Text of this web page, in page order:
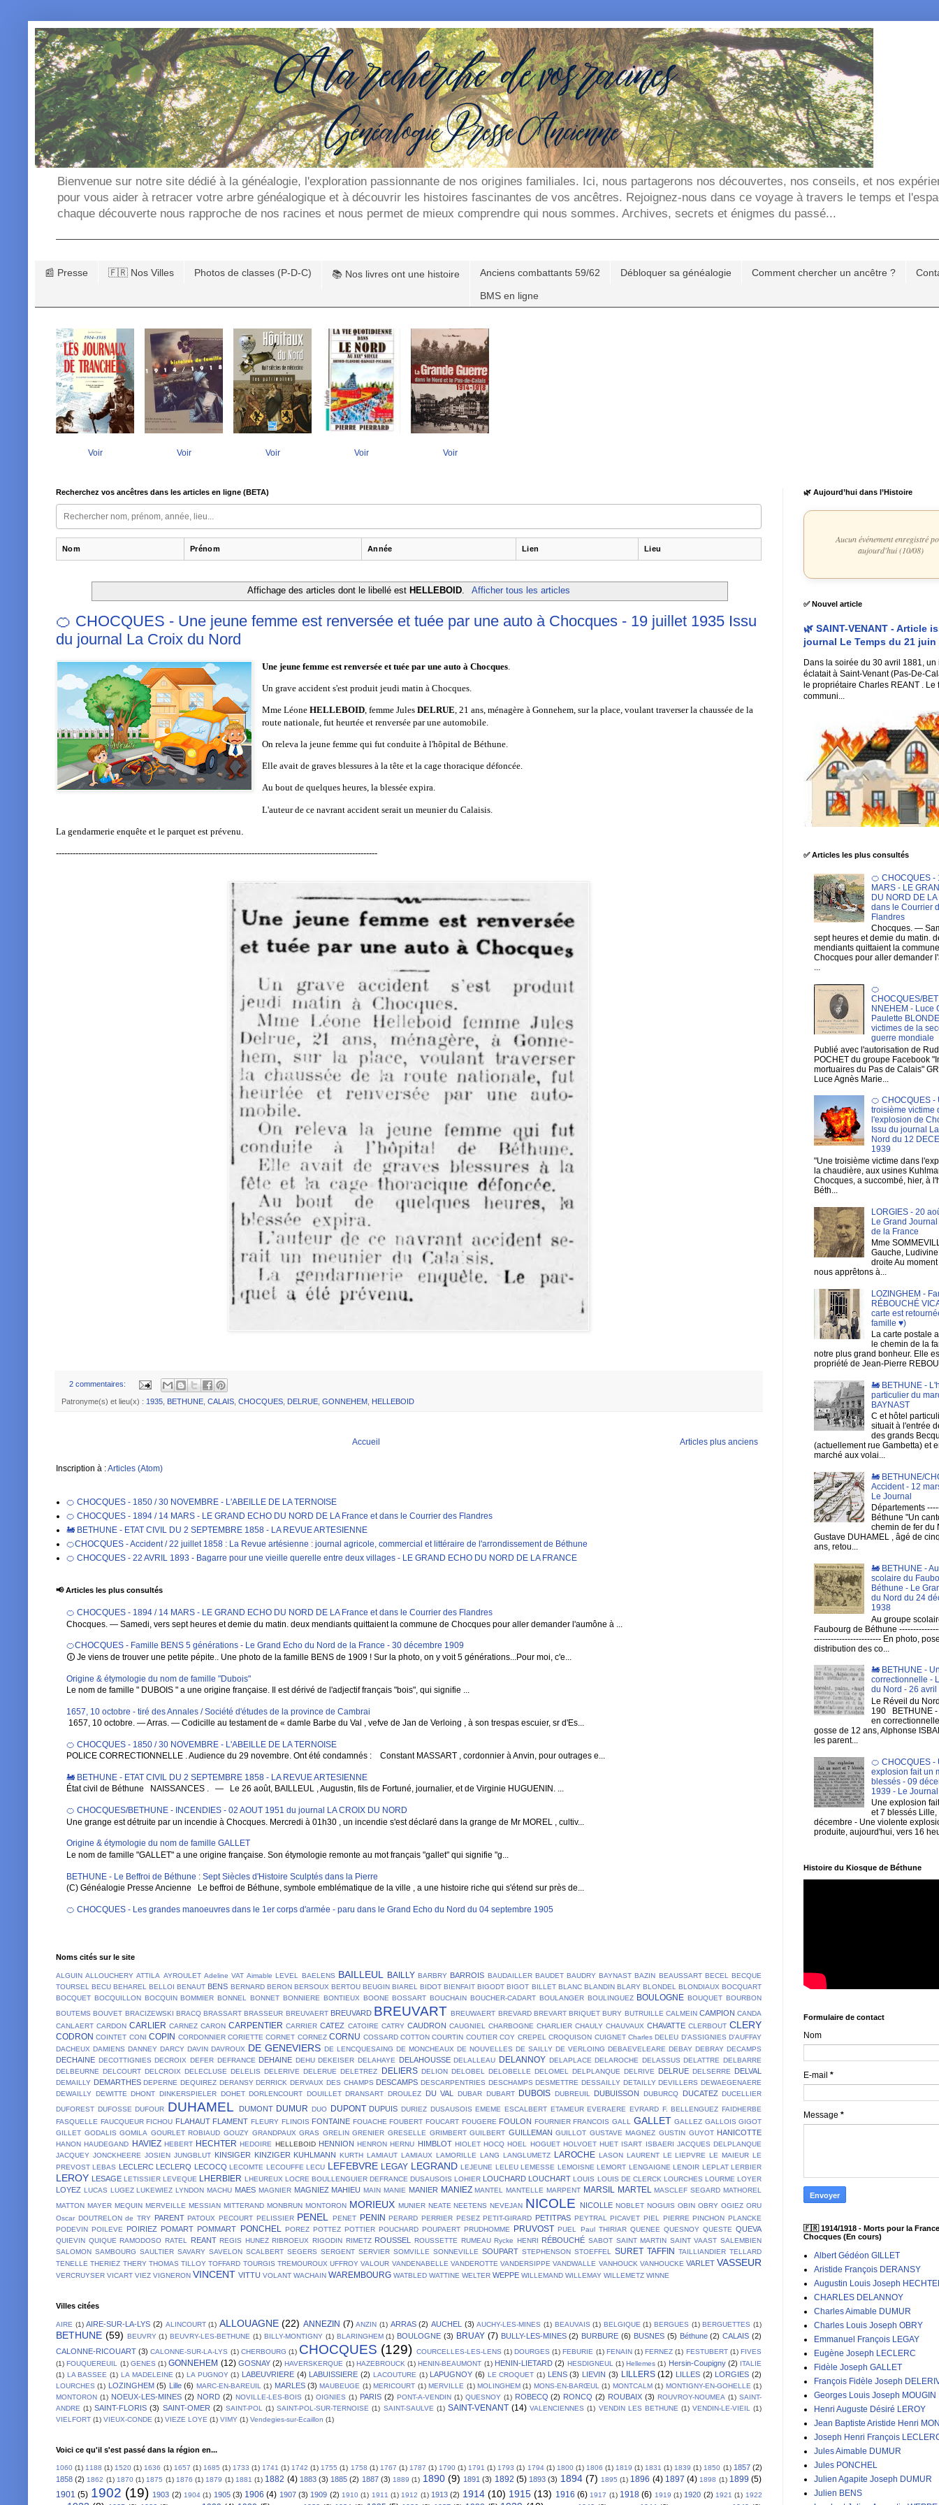
Bienvenue sur notre site dédié à la généalogie, l'exploration passionnante de nos origines familiales. Ici, nous partagerons nos découvertes, nos conseils, et nos
pour vous aider à retracer votre arbre généalogique et à découvrir les histoires fascinantes de vos ancêtres. Rejoignez-nous dans ce voyage à travers le temps et
chaque découverte nous rapproche de nos racines et nous permet de mieux comprendre qui nous sommes. Archives, secrets et énigmes du passé...
📰 Presse 🇫🇷 Nos Villes Photos de classes (P-D-C) 📚 Nos livres ont une histoire Anciens combattants 59/62 Débloquer sa généalogie Comment chercher un ancêtre ?
BMS en ligne
Voir Voir Voir Voir Voir
Recherchez vos ancêtres dans les articles en ligne (BETA)
Nom Prénom Année Lien Lieu
Affichage des articles dont le libellé est HELLEBOID Afficher tous les articles
🍊 CHOCQUES - Une jeune femme est renversée et tuée par une auto à Chocques - 19 juillet 1935 Issu
du journal La Croix du Nord
Une jeune femme est renversée et tuée par une auto à Chocques
Un grave accident s'est produit jeudi matin à Chocques.
Mme LéoneHELLEBOID , femme JulesDELRUE , 21 ans, ménagère à Gonnehem, sur la place, voulant traverser la chaussée de la
route nationale, fut heurtée et renversée par une automobile.
On releva la jeune femme qui fut conduite à l'hôpital de Béthune.
Elle avait de graves blessures à la tête et la cage thoracique défoncée.
Au bout de quelques heures, la blessée expira.
L'auteur de ce navrant accident serait un meunier du Calaisis.
La gendarmerie enquête et le parquet est prévenu
-------------------------------------------------------------------------------------------------------------------
2 commentaires:
Patronyme(s) et lieu(x) : 1935 BETHUNE CALAIS CHOCQUES DELRUE GONNEHEM HELLEBOID
Articles plus anciens
Accueil
Inscription à :Articles (Atom)
🍊 CHOCQUES - 1850 / 30 NOVEMBRE - L'ABEILLE DE LA TERNOISE
🍊 CHOCQUES - 1894 / 14 MARS - LE GRAND ECHO DU NORD DE LA France et dans le Courrier des Flandres
🚂 BETHUNE - ETAT CIVIL DU 2 SEPTEMBRE 1858 - LA REVUE ARTESIENNE
🍊CHOCQUES - Accident / 22 juillet 1858 : La Revue artésienne : journal agricole, commercial et littéraire de l'arrondissement de Béthune
🍊 CHOCQUES - 22 AVRIL 1893 - Bagarre pour une vieille querelle entre deux villages - LE GRAND ECHO DU NORD DE LA FRANCE
📢 Articles les plus consultés
🍊 CHOCQUES - 1894 / 14 MARS - LE GRAND ECHO DU NORD DE LA France et dans le Courrier des Flandres
Chocques. — Samedi, vers sept heures et demie du matin. deux mendiants quittaient la commune de Chocques pour aller demander l'aumône à ...
🍊CHOCQUES - Famille BENS 5 générations - Le Grand Echo du Nord de la France - 30 décembre 1909
🛈 Je viens de trouver une petite pépite.. Une photo de la famille BENS de 1909 ! Sur la photo, on y voit 5 générations...Pour moi, c'e...
Origine & étymologie du nom de famille "Dubois"
Le nom de famille " DUBOIS " a une origine française. Il est dérivé de l'adjectif français "bois", qui signifie ...
1657, 10 octobre - tiré des Annales / Société d'études de la province de Cambrai
1657, 10 octobre. — Arras. — Codicille au testament de « damle Barbe du Val , vefve de Jan de Verloing , à son trespas escuier, sr d'Es...
🍊 CHOCQUES - 1850 / 30 NOVEMBRE - L'ABEILLE DE LA TERNOISE
POLICE CORRECTIONNELLE . Audience du 29 novembre. Ont été condamnés : Constant MASSART , cordonnier à Anvin, pour outrages e...
🚂 BETHUNE - ETAT CIVIL DU 2 SEPTEMBRE 1858 - LA REVUE ARTESIENNE
État civil de Béthune NAISSANCES . — Le 26 août, BAILLEUL , Augustin, fils de Fortuné, journalier, et de Virginie HUGUENIN. ...
🍊 CHOCQUES/BETHUNE - INCENDIES - 02 AOUT 1951 du journal LA CROIX DU NORD
Une grange est détruite par un incendie à Chocques. Mercredi à 01h30 , un incendie s'est déclaré dans la grange de Mr MOREL , cultiv...
Origine & étymologie du nom de famille GALLET
Le nom de famille "GALLET" a une origine française. Son étymologie remonte au mot français "gallet" qui signifie "g...
BETHUNE - Le Beffroi de Béthune : Sept Siècles d'Histoire Sculptés dans la Pierre
(C) Généalogie Presse Ancienne Le beffroi de Béthune, symbole emblématique de la ville , a une histoire riche qui s'étend sur près de...
🍊 CHOCQUES - Les grandes manoeuvres dans le 1er corps d'armée - paru dans le Grand Echo du Nord du 04 septembre 1905
Noms cités sur le site
ALGUIN ALLOUCHERY ATTILA AYROULET Adeline VAT Aimable LEVEL BAELENS BAILLEUL BAILLY BARBRY BARROIS BAUDAILLER BAUDET BAUDRY BAYNAST BAZIN BEAUSSART BECEL
BECQUE
TOURSEL
BECU BEHAREL BELLOI BENAUT BENS BERNARD BERON BERSOUX BERTOU BEUGIN BIAREL BIDOT BIENFAIT BIGODT BIGOT BILLET BLANC BLANDIN BLARY BLONDEL BLONDIAUX BOCQUART
BOCQUET BOCQUILLON BOCQUIN BOMMIER BONNEL BONNET BONNIERE BONTIEUX BOONE BOSSART BOUCHAIN BOUCHER-CADART BOULANGER BOULINGUEZ BOULOGNE BOUQUET BOURBON
BOUTEMS BOUVET BRACIZEWSKI BRACQ BRASSART BRASSEUR BREUVAERT BREUVARD BREUVART BREUWAERT BREVARD BREVART BRIQUET BURY BUTRUILLE CALMEIN CAMPION CANDA
CANLAERT CARDON CARLIER CARNEZ CARON CARPENTIER CARRIER CATEZ CATOIRE CATRY CAUDRON CAUGNIEL CHARBOGNE CHARLIER CHAULY CHAUVAUX CHAVATTE CLERBOUT CLERY
CODRON COINTET CONI COPIN CORDONNIER CORIETTE CORNET CORNEZ CORNU COSSARD COTTON COURTIN COUTIER COY CREPEL CROQUISON CUIGNET Charles DELEU D'ASSIGNIES D'AUFFAY
DACHEUX DAMIENS DANNEY DARCY DAVIN DAVROUX DE GENEVIERS DE LENCQUESAING DE MONCHEAUX DE NOUVELLES DE SAILLY DE VERLOING DEBAEVELEARE DEBAY DEBRAY DECAMPS
DECHAINE DECOTTIGNIES DECROIX DEFER DEFRANCE DEHAINE DEHU DEKEISER DELAHAYE DELAHOUSSE DELALLEAU DELANNOY DELAPLACE DELAROCHE DELASSUS DELATTRE DELBARRE
DELBEURNE DELCOURT DELCROIX DELECLUSE DELELIS DELERIVE DELERUE DELETREZ DELIERS DELION DELOBEL DELOBELLE DELOMEL DELPLANQUE DELRIVE DELRUE DELSERRE DELVAL
DEMAILLY DEMARTHES DEPERNE DEQUIREZ DERANSY DERRICK DERVAUX DES CHAMPS DESCAMPS DESCARPENTRIES DESCHAMPS DESMETTRE DESSAILLY DETAILLY DEVILLERS DEWAEGENAERE
DEWAILLY DEWITTE DHONT DINKERSPIELER DOHET DORLENCOURT DOUILLET DRANSART DROULEZ DU VAL DUBAR DUBART DUBOIS DUBREUIL DUBUISSON DUBURCQ DUCATEZ DUCELLIER
DUFOREST DUFOSSE DUFOUR DUHAMEL DUMONT DUMUR DUO DUPONT DUPUIS DURIEZ DUSAUSOIS EMEME ESCALBERT ETAMEUR EVERAERE EVRARD F. BELLENGUEZ FAIDHERBE
FASQUELLE FAUCQUEUR FICHOU FLAHAUT FLAMENT FLEURY FLINOIS FONTAINE FOUACHE FOUBERT FOUCART FOUGERE FOULON FOURNIER FRANCOIS GALL GALLET GALLEZ GALLOIS GIGOT
GILLET GODALIS GOMILA GOURLET ROBIAUD GOUZY GRANDPAUX GRAS GRELIN GRENIER GRESELLE GRIMBERT GUILBERT GUILLEMAN GUILLOT GUSTAVE MAGNEZ GUSTIN GUYOT HANICOTTE
HANON HAUDEGAND HAVIEZ HEBERT HECHTER HEDOIRE HELLEBOID HENNION HENRON HERNU HIMBLOT HIOLET HOCQ HOEL HOGUET HOLVOET HUET ISART ISBAERI JACQUES DELPLANQUE
JACQUEY JONCKHEERE JOSIEN JUNGBLUT KINSIGER KINZIGER KUHLMANN KURTH LAMIAUT LAMIAUX LAMORILLE LANG LANGLUMETZ LAROCHE LASON LAURENT LE LIEPVRE LE MAIEUR LE
PREVOST LEBAS LECLERC LECLERQ LECOCQ LECOMTE LECOUFFE LECU LEFEBVRE LEGAY LEGRAND LEJEUNE LELEU LEMESSE LEMOISNE LEMORT LENGAIGNE LENOIR LEPLAT LERBIER
LEROY LESAGE LETISSIER LEVEQUE LHERBIER LHEUREUX LOCRE BOULLENGUIER DEFRANCE DUSAUSOIS LOHIER LOUCHARD LOUCHART LOUIS LOUIS DE CLERCK LOURCHES LOURME LOYER
LOYEZ LUCAS LUGEZ LUKEWIEZ LYNDON MACHU MAES MAGNIER MAGNIEZ MAHIEU MAIN MANIE MANIER MANIEZ MANTEL MANTELLE MARPENT MARSIL MARTEL MASCLEF SEGARD MATHOREL
MATTON MAYER MEQUIN MERVEILLE MESSIAN MITTERAND MONBRUN MONTORON MORIEUX MUNIER NEATE NEETENS NEVEJAN NICOLE NICOLLE NOBLET NOGUIS OBIN OBRY OGIEZ ORU
Oscar DOUTRELON de TRY PARENT PATOUX PECOURT PELISSIER PENEL PENET PENIN PERARD PERRIER PESEZ PETIT-GIRARD PETITPAS PEYTRAL PICAVET PIEL PIERRE PINCHON PLANCKE
PODEVIN POILEVE POIRIEZ POMART POMMART PONCHEL POREZ POTTEZ POTTIER POUCHARD POUPAERT PRUDHOMME PRUVOST PUEL Paul THIRIAR QUENEE QUESNOY QUESTE QUEVA
QUIEVIN QUIQUE RAMODOSO RATEL REANT REGIS HUNEZ RIBROEUX RIGODIN RIMETZ ROUSSEL ROUSSETTE RUMEAU Rycke HENRI RÉBOUCHÉ SABOT SAINT MARTIN SAINT VAAST SALEMBIEN
SALOMON SAMBOURG SAULTIER SAVARY SAVELON SCALBERT SEGERS SERGENT SERVIER SOMVILLE SONNEVILLE SOUPART STEPHENSON STOEFFEL SURET TAFFIN TAILLIANDIER TELLARD
TENELLE THERIEZ THERY THOMAS TILLOY TOFFARD TOURGIS TREMOUROUX UFFROY VALOUR VANDENABELLE VANDEROTTE VANDERSIPPE VANDWALLE VANHOUCK VANHOUCKE VARLET VASSEUR
VERCRUYSER VICART VIEZ VIGNERON VINCENT VITTU VOLANT WACHAIN WAREMBOURG WATBLED WATTINE WELTER WEPPE WILLEMAND WILLEMAY WILLEMETZ WINNE
Villes citées
AIRE (1) AIRE-SUR-LA-LYS (2) ALINCOURT (1) ALLOUAGNE (22) ANNEZIN (7) ANZIN (1) ARRAS (2) AUCHEL (3) AUCHY-LES-MINES (1) BEAUVAIS (1) BELGIQUE (1) BERGUES (1) BERGUETTES (1)
BETHUNE (59) BEUVRY (1) BEUVRY-LES-BETHUNE (1) BILLY-MONTIGNY (1) BLARINGHEM (1) BOULOGNE (3) BRUAY (7) BULLY-LES-MINES (2) BURBURE (6) BUSNES (5) Béthune (2) CALAIS (2)
CALONNE-RICOUART (3) CALONNE-SUR-LA-LYS (1) CHERBOURG (1) CHOCQUES (129) COURCELLES-LES-LENS (1) DOURGES (1) FEBURIE (1) FENAIN (1) FERNEZ (1) FESTUBERT (1) FIVES
(1) FOUQUEREUIL (1) GENES (1) GONNEHEM (12) GOSNAY (2) HAVERSKERQUE (1) HAZEBROUCK (1) HENIN-BEAUMONT (1) HENIN-LIETARD (2) HESDIGNEUL (1) Hellemes (1) Hersin-Coupigny (2) ITALIE
(1) LA BASSEE (1) LA MADELEINE (1) LA PUGNOY (1) LABEUVRIERE (4) LABUISSIERE (2) LACOUTURE (1) LAPUGNOY (6) LE CROQUET (1) LENS (3) LIEVIN (3) LILLERS (12) LILLES (2) LORGIES (2)
LOURCHES (1) LOZINGHEM (5) Lille (6) MARC-EN-BAREUIL (1) MARLES (3) MAUBEUGE (1) MERICOURT (1) MERVILLE (1) MOLINGHEM (1) MONS-EN-BARŒUL (1) MONTCALM (1) MONTIGNY-EN-GOHELLE (1)
MONTORON (1) NOEUX-LES-MINES (2) NORD (2) NOVILLE-LES-BOIS (1) OIGNIES (1) PARIS (2) PONT-A-VENDIN (1) QUESNOY (1) ROBECQ (2) RONCQ (2) ROUBAIX (3) ROUVROY-NOUMEA (1) SAINT-
ANDRE (1) SAINT-FLORIS (3) SAINT-OMER (2) SAINT-POL (1) SAINT-POL-SUR-TERNOISE (1) SAINT-SAULVE (1) SAINT-VENANT (14) VALENCIENNES (1) VENDIN LES BETHUNE (1) VENDIN-LE-VIEIL
(1)
VIELFORT (1) VIEUX-CONDE (1) VIEZE LOYE (1) VIMY (1) Vendegies-sur-Ecaillon (1)
Voici ce qu'il s'est passé dans la région en...
1060 (1) 1188 (1) 1520 (1) 1636 (1) 1657 (1) 1685 (1) 1733 (1) 1741 (1) 1742 (1) 1755 (1) 1758 (1) 1767 (1) 1787 (1) 1790 (1) 1791 (1) 1793 (1) 1794 (1) 1800 (1) 1806 (1) 1819 (1) 1831 (1) 1839 (1) 1850 (1) 1857 (2)
1858 (2) 1862 (1) 1870 (1) 1875 (1) 1876 (1) 1879 (1) 1881 (1) 1882 (4) 1883 (3) 1885 (2) 1887 (3) 1889 (1) 1890 (9) 1891 (3) 1892 (5) 1893 (3) 1894 (7) 1895 (1) 1896 (4) 1897 (4) 1898 (1) 1899 (5)
1901 (5) 1902 (19) 1903 (2) 1904 (1) 1905 (3) 1906 (4) 1907 (3) 1909 (2) 1910 (1) 1911 (1) 1912 (1) 1913 (2) 1914 (10) 1915 (13) 1916 (6) 1917 (1) 1918 (6) 1919 (1) 1920 (2) 1921 (1) 1922
🌿 Aujourd’hui dans l’Histoire
Aucun événement enregistré
aujourd'hui (10/08)
✅ Nouvel article
🌿 SAINT-VENANT - Article
journal Le Temps du 21 juin
Dans la soirée du 30 avril 1881,
éclatait à Saint-Venant (Pas-De-
le propriétaire Charles REANT . Le
communi...
✅ Articles les plus consultés
🍊 CHOCQUES -
MARS - LE
DU NORD DE
dans le Courrier
Flandres
Chocques. —
sept heures et demie du matin.
mendiants quittaient la
Chocques pour aller demander
...
🍊
CHOCQUES/
NNEHEM - Luce
Paulette
victimes de la
guerre mondiale
Publié avec l'autorisation de
POCHET du groupe Facebook
mortuaires du Pas de Calais"
Luce Agnès Marie...
🍊 CHOCQUES -
troisième victime
l'explosion de
Issu du journal
Nord du 12
1939
"Une troisième victime dans
la chaudière, aux usines
Chocques, a succombé, hier, à
Béth...
LORGIES - 20
Le Grand
de la France
Mme
Gauche,
droite Au
nous apprêtons à...
LOZINGHEM -
RÉBOUCHÉ
carte est
famille ♥)
La carte postale
le chemin de la
notre plus grand bonheur. Elle
propriété de Jean-Pierre
🚂 BETHUNE -
particulier du
BAYNAST
C et hôtel
situait à l'entrée
des grands
(actuellement rue Gambetta) et
marché aux volai...
🚂 BETHUNE/
Accident - 12
Le Journal
Départements
Béthune "Un
chemin de fer du
Gustave DUHAMEL , âgé de
ans, retou...
🚂 BETHUNE -
scolaire du
Béthune - Le
du Nord du 24
1938
Au groupe
Faubourg de Béthune
------------------------ En photo,
distribution des co...
🚂 BETHUNE -
correctionnelle -
du Nord - 26 avril
Le Réveil du
190 BETHUNE -
en
gosse de 12 ans, Alphonse
les parent...
🍊 CHOCQUES -
explosion fait un
blessés - 09
1939 - Le Journal
Une explosion
et 7 blessés Lille,
décembre - Une violente
produite, aujourd'hui, vers 16
Histoire du Kiosque de Béthune
Formulaire de contact
Nom
E-mail *
Message *
🇫🇷 1914/1918 - Morts pour la
Chocques (En cours)
Albert Gédéon GILLET
Aristide François DERANSY
Augustin Louis Joseph
CHARLES DELANNOY
Charles Aimable DUMUR
Charles Louis Joseph OBRY
Emmanuel François LEGAY
Eugène Joseph LECLERC
Fidèle Joseph GALLET
François Fidèle Joseph
Georges Louis Joseph MOUGIN
Henri Auguste Désiré LEROY
Jean Baptiste Aristide Henri
Joseph Henri François
Jules Aimable DUMUR
Jules PONCHEL
Julien Agapite Joseph DUMUR
Julien BENS